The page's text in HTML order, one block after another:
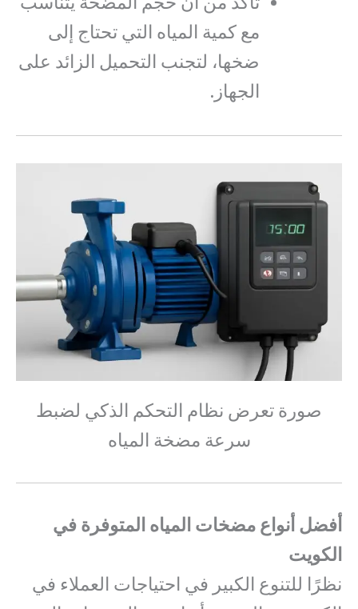
مع كمية المياه التي تحتاج إلى
ضخها، لتجنب التحميل الزائد على
الجهاز.
صورة تعرض نظام التحكم الذكي لضبط
سرعة مضخة المياه
أفضل أنواع مضخات المياه المتوفرة في
الكويت
نظرًا للتنوع الكبير في احتياجات العملاء في